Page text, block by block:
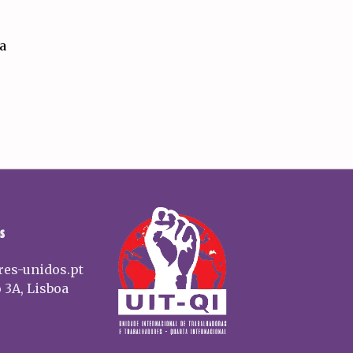
unidos.pt
3A, Lisboa